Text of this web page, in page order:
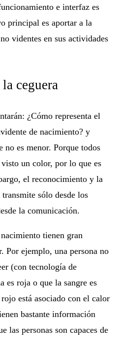
e interfaz es
principal es aportar a la
videntes en sus actividades
ceguera
¿Cómo representa el
de nacimiento? y
no es menor. Porque todos
un color, por lo que es
el reconocimiento y la
sólo desde los
la comunicación.
tienen gran
Por ejemplo, una persona no
(con tecnología de
es roja o que la sangre es
está asociado con el calor
bastante información
las personas son capaces de